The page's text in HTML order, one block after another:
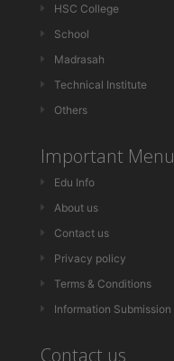
HSC College
School
Madrasah
Technical Institute
Others
Important Menu
Edu Info
About us
Contact us
Privacy policy
Terms & Conditions
Information Submission
Contact us